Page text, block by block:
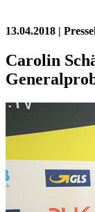
13.04.2018 |
Carolin